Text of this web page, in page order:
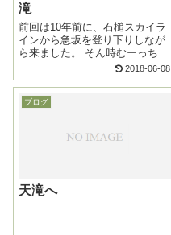
滝
前回は10年前に、石槌スカイラ
インから急坂を登り下りしなが
ら来ました。 そん時むーっちゃ
しんどくて、もうここに来るこ
とはないっ！て思ってたけど…
来ちゃったのだ。今度は沢登り
で！ 沢を登った先に見た御来光
2018-06-08
ブログ
天滝へ